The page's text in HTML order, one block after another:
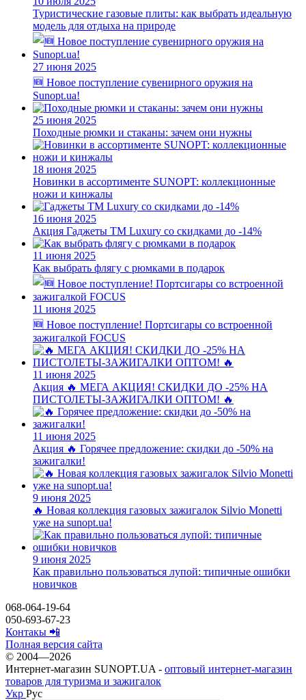
Туристические газовые плиты: как выбрать идеальную
модель для отдыха на природе
27 июня 2025
🆕 Новое поступление сувенирного оружия на
Sunopt.ua!
25 июня 2025
Походные рюмки и стаканы: зачем они нужны
18 июня 2025
Новинки в ассортименте SUNOPT: коллекционные
ножи и кинжалы
16 июня 2025
Акция Гаджеты ТМ Luxury со скидками до -14%
11 июня 2025
Как выбрать флягу с рюмками в подарок
11 июня 2025
🆕 Новое поступление! Портсигары со встроенной
зажигалкой FOCUS
11 июня 2025
Акция 🔥 МЕГА АКЦИЯ! СКИДКИ ДО -25% НА
ПИСТОЛЕТЫ-ЗАЖИГАЛКИ ОПТОМ! 🔥
11 июня 2025
Акция 🔥 Горячее предложение: скидки до -50% на
зажигалки!
9 июня 2025
🔥 Новая коллекция газовых зажигалок Silvio Monetti
уже на sunopt.ua!
9 июня 2025
Как правильно пользоваться лупой: типичные ошибки
новичков
068-064-19-64
050-693-67-23
Контакы 📲
Полная версия сайта
© 2004—2026
Интернет-магазин SUNOPT.UA - оптовый интернет-магазин
товаров для туризма и зажигалок
Укр Рус